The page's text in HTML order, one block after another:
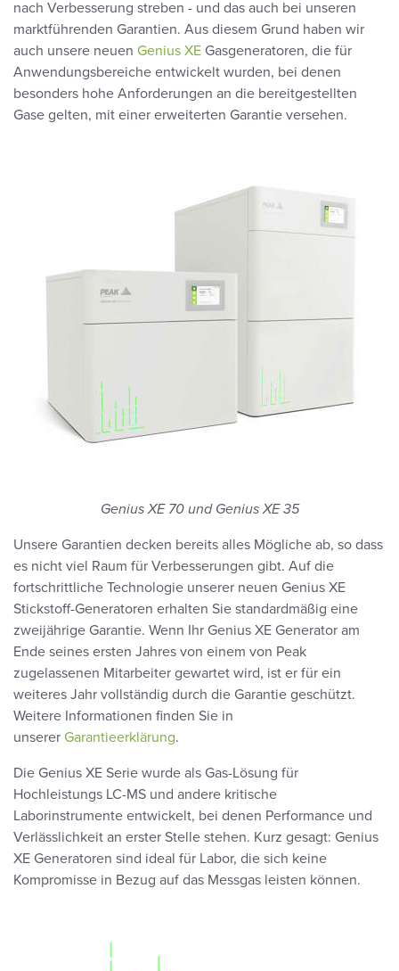
nach Verbesserung streben - und das auch bei unseren
marktführenden Garantien. Aus diesem Grund haben wir
auch unsere neuen Genius XE Gasgeneratoren, die für
Anwendungsbereiche entwickelt wurden, bei denen
besonders hohe Anforderungen an die bereitgestellten
Gase gelten, mit einer erweiterten Garantie versehen.
Genius XE 70 und Genius XE 35
Unsere Garantien decken bereits alles Mögliche ab, so dass
es nicht viel Raum für Verbesserungen gibt. Auf die
fortschrittliche Technologie unserer neuen Genius XE
Stickstoff-Generatoren erhalten Sie standardmäßig eine
zweijährige Garantie. Wenn Ihr Genius XE Generator am
Ende seines ersten Jahres von einem von Peak
zugelassenen Mitarbeiter gewartet wird, ist er für ein
weiteres Jahr vollständig durch die Garantie geschützt.
Weitere Informationen finden Sie in
unserer Garantieerklärung.
Die Genius XE Serie wurde als Gas-Lösung für
Hochleistungs LC-MS und andere kritische
Laborinstrumente entwickelt, bei denen Performance und
Verlässlichkeit an erster Stelle stehen. Kurz gesagt: Genius
XE Generatoren sind ideal für Labor, die sich keine
Kompromisse in Bezug auf das Messgas leisten können.